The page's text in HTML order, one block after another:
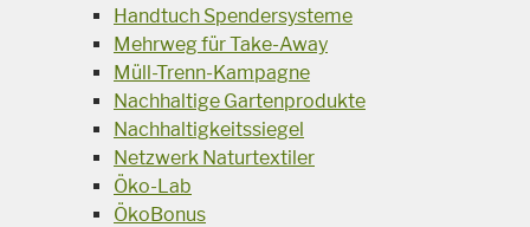
Handtuch Spendersysteme
Mehrweg für Take-Away
Müll-Trenn-Kampagne
Nachhaltige Gartenprodukte
Nachhaltigkeitssiegel
Netzwerk Naturtextiler
Öko-Lab
ÖkoBonus